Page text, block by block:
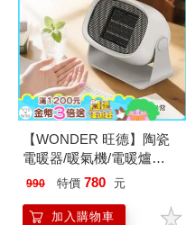
【WONDER 旺德】陶瓷
電暖器/暖氣機/電暖爐
(WH-W13F)奶白色
990 特價 780 元
加入購物車